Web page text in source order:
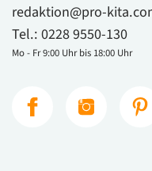
redaktion@pro-
Tel.:0228 9550-130
Mo - Fr 9:00 Uhr bis 18:00 Uhr